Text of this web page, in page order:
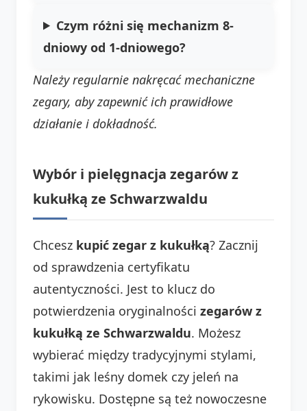
Czym różni się mechanizm 8-
dniowy od 1-dniowego?
Należy regularnie nakręcać mechaniczne
zegary, aby zapewnić ich prawidłowe
działanie i dokładność.
Wybór i pielęgnacja zegarów z
kukułką ze Schwarzwaldu
Chcesz kupić zegar z kukułką? Zacznij
od sprawdzenia certyfikatu
autentyczności. Jest to klucz do
potwierdzenia oryginalności zegarów z
kukułką ze Schwarzwaldu. Możesz
wybierać między tradycyjnymi stylami,
takimi jak leśny domek czy jeleń na
rykowisku. Dostępne są też nowoczesne